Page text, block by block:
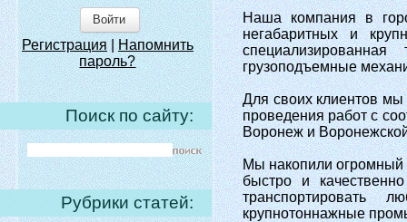
Войти
Регистрация|Напомнить
пароль?
Поиск по сайту:
Рубрики статей:
Наша компания в
негабаритных и
грузоподъемные
Для своих клиентов
проведения работ с
Воронеж и
Мы накопили огромный
быстро и
транспортировать
крупнотоннажные